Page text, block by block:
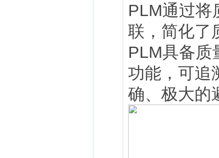
PLM通过将
联，简化了
PLM具备质
功能，可追
确、极大的